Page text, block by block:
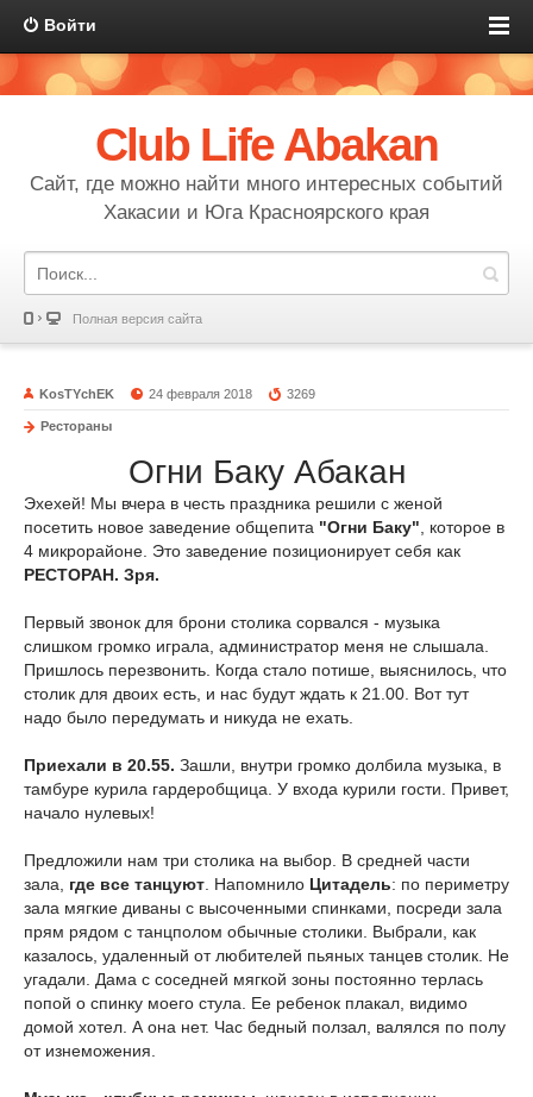
Войти
Club Life Abakan
Сайт, где можно найти много интересных событий
Хакасии и Юга Красноярского края
Полная версия сайта
KosTYchEK 24 февраля 2018 3269
Рестораны
Огни Баку Абакан
Эхехей! Мы вчера в честь праздника решили с женой
посетить новое заведение общепита "Огни Баку" , которое в
4 микрорайоне. Это заведение позиционирует себя как
РЕСТОРАН. Зря.
Первый звонок для брони столика сорвался - музыка
слишком громко играла, администратор меня не слышала.
Пришлось перезвонить. Когда стало потише, выяснилось, что
столик для двоих есть, и нас будут ждать к 21.00. Вот тут
надо было передумать и никуда не ехать.
Приехали в 20.55. Зашли, внутри громко долбила музыка, в
тамбуре курила гардеробщица. У входа курили гости. Привет,
начало нулевых!
Предложили нам три столика на выбор. В средней части
зала, где все танцуют . Напомнило Цитадель: по периметру
зала мягкие диваны с высоченными спинками, посреди зала
прям рядом с танцполом обычные столики. Выбрали, как
казалось, удаленный от любителей пьяных танцев столик. Не
угадали. Дама с соседней мягкой зоны постоянно терлась
попой о спинку моего стула. Ее ребенок плакал, видимо
домой хотел. А она нет. Час бедный ползал, валялся по полу
от изнеможения.